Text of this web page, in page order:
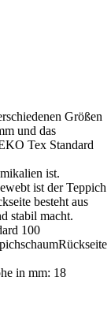
Größen
und das
Tex Standard
ist.
ist der Teppich
besteht aus
stabil macht.
100
in mm: 18